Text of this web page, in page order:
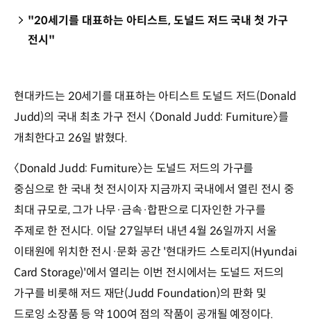
"20세기를 대표하는 아티스트, 도널드 저드 국내 첫 가구
전시"
현대카드는 20세기를 대표하는 아티스트 도널드 저드(Donald
Judd)의 국내 최초 가구 전시 〈Donald Judd: Furniture〉를
개최한다고 26일 밝혔다.
〈Donald Judd: Furniture〉는 도널드 저드의 가구를
중심으로 한 국내 첫 전시이자 지금까지 국내에서 열린 전시 중
최대 규모로, 그가 나무·금속·합판으로 디자인한 가구를
주제로 한 전시다. 이달 27일부터 내년 4월 26일까지 서울
이태원에 위치한 전시·문화 공간 '현대카드 스토리지(Hyundai
Card Storage)'에서 열리는 이번 전시에서는 도널드 저드의
가구를 비롯해 저드 재단(Judd Foundation)의 판화 및
드로잉 소장품 등 약 100여 점의 작품이 공개될 예정이다.